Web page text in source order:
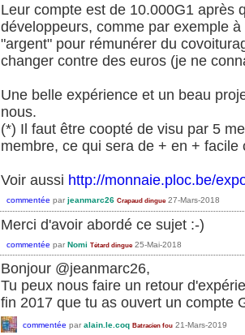
Leur compte est de 10.000G1 après
développeurs, comme par exemple
"argent" pour rémunérer du
changer contre des euros (je ne
Une belle expérience et un beau
nous.
(*) Il faut être coopté de visu par 5
membre, ce qui sera de + en +
Voir aussi http://monnaie.ploc.be/
commentée par jeanmarc26 Crapaud dingue 27-Mars-2018
Merci d'avoir abordé ce sujet :-)
commentée par Nomi Tétard dingue 25-Mai-2018
Bonjour @jeanmarc26,
Tu peux nous faire un retour
fin 2017 que tu as ouvert un compte
commentée par alain.le.coq Batracien fou 21-Mars-2019